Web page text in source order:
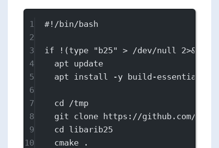
1
#!/bin/bash
2
3
if ! ( type "b25" > /dev/null 2>&1
4
apt update
5
apt install -y build-essential
6
7
cd
/tmp
8
git clone https://github.com/
9
cd libarib25
10
cmake
.